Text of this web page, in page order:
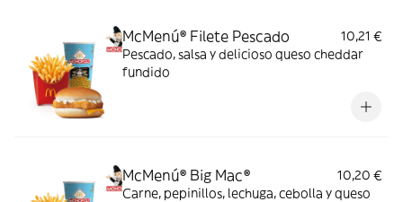
McMenú® Filete Pescado
10,21 €
Pescado, salsa y delicioso queso cheddar
fundido
McMenú® Big Mac®
10,20 €
Carne, pepinillos, lechuga, cebolla y queso